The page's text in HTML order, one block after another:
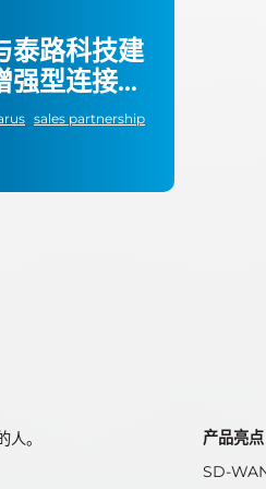
泰路科技建
强型连接套
sales partnership
。
产品亮点
SD-